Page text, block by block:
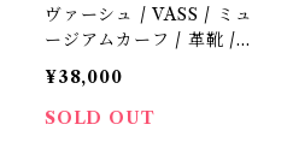
ヴァーシュ / VASS / ミュ
ージアムカーフ / 革靴 /
中古 / パンチドキャップ
トゥ / 39.5
¥38,000
SOLD OUT